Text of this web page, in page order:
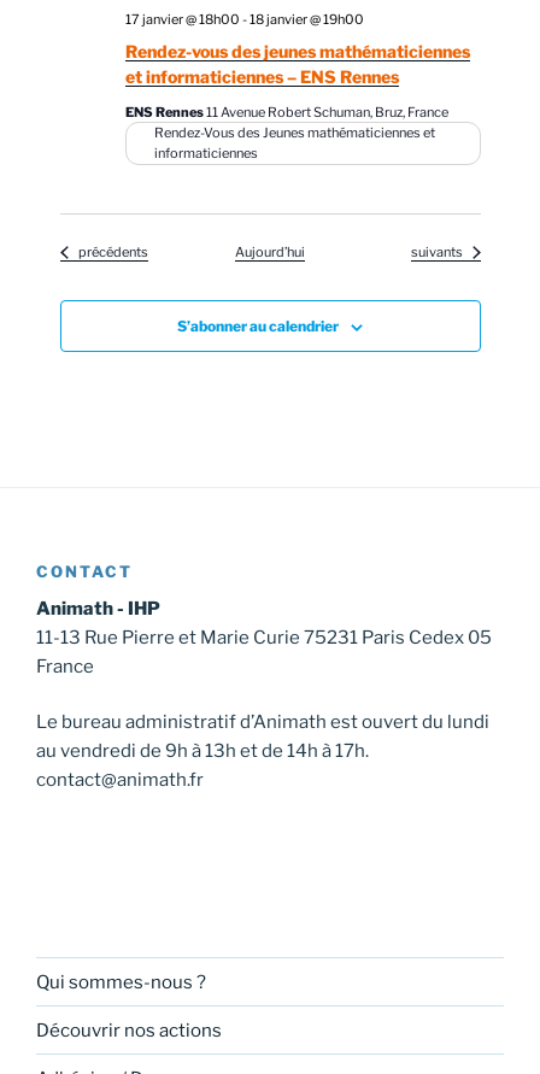
Rendez-vous des jeunes mathématiciennes
et informaticiennes – ENS Rennes
17 janvier @ 18h00 -18 janvier @ 19h00
ENS Rennes11 Avenue Robert Schuman, Bruz, France
Rendez-Vous des Jeunes mathématiciennes et
informaticiennes
Évènements
précédents Aujourd’hui Évènements
suivants
S’abonner au calendrier
CONTACT
Animath - IHP
11-13 Rue Pierre et Marie Curie 75231 Paris Cedex 05
France
Le bureau administratif d’Animath est ouvert du lundi
au vendredi de 9h à 13h et de 14h à 17h.
contact@animath.fr
Qui sommes-nous ?
Découvrir nos actions